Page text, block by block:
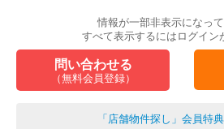
情報が一部非表示になって
すべて表示するにはログイン
問い合わせる
（無料会員登録）
「店舗物件探し」会員特